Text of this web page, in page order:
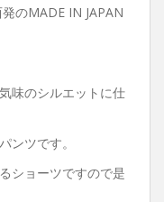
のMADE IN JAPAN
味のシルエットに仕
ンツです。
ショーツですので是